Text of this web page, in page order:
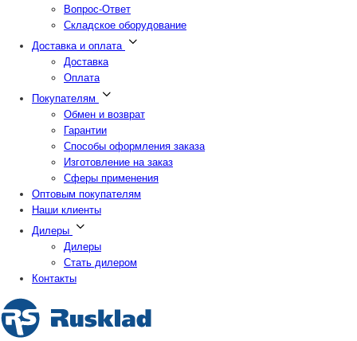
Вопрос-Ответ
Складское оборудование
Доставка и оплата
Доставка
Оплата
Покупателям
Обмен и возврат
Гарантии
Способы оформления заказа
Изготовление на заказ
Сферы применения
Оптовым покупателям
Наши клиенты
Дилеры
Дилеры
Стать дилером
Контакты